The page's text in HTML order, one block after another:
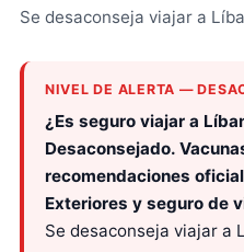
Se desaconseja viajar a
NIVEL DE ALERTA —
¿Es seguro viajar a
Desaconsejado.
recomendaciones
Exteriores y seguro de
Se desaconseja viajar a